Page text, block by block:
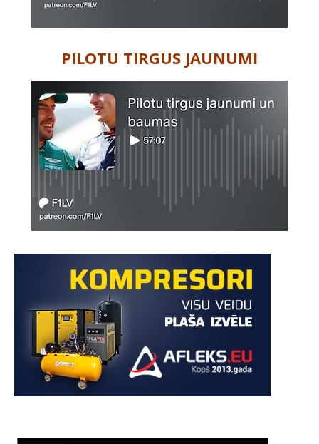
PILOTU TIRGUS JAUNUMI